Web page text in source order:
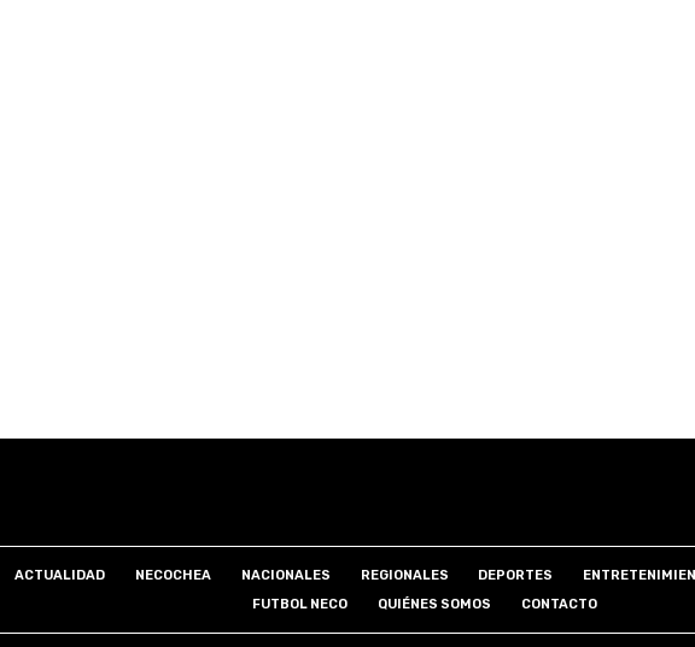
ACTUALIDAD NECOCHEA NACIONALES REGIONALES DEPORTES
FUTBOL NECO
QUIÉNES SOMOS CONTACTO